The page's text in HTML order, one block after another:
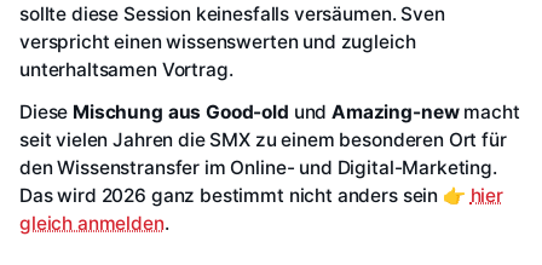
sollte diese Session keinesfalls versäumen. Sven
verspricht einen wissenswerten und zugleich
unterhaltsamen Vortrag.
Diese Mischung aus Good-old und Amazing-newmacht
seit vielen Jahren die SMX zu einem besonderen Ort für
den Wissenstransfer im Online- und Digital-Marketing.
Das wird 2026 ganz bestimmt nicht anders sein 👉 hier
gleich anmelden.